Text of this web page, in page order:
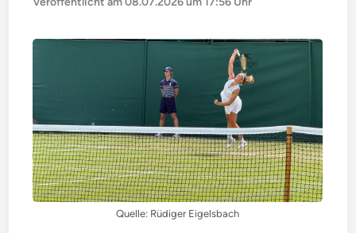
Quelle: Rüdiger Eigelsbach